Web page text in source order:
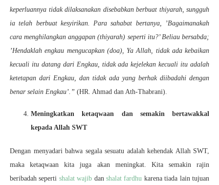
keperluannya tidak dilaksanakan disebabkan berbuat thiyarah, sungguh
ia telah berbuat kesyirikan. Para sahabat bertanya, ’Bagaimanakah
cara menghilangkan anggapan (thiyarah) seperti itu?’ Beliau bersabda;
’Hendaklah engkau mengucapkan (doa), Ya Allah, tidak ada kebaikan
kecuali itu datang dari Engkau, tidak ada kejelekan kecuali itu adalah
ketetapan dari Engkau, dan tidak ada yang berhak diibadahi dengan
benar selain Engkau’.” (HR. Ahmad dan Ath-Thabrani).
Meningkatkan ketaqwaan dan semakin bertawakkal
kepada Allah SWT
Dengan menyadari bahwa segala sesuatu adalah kehendak Allah SWT,
maka ketaqwaan kita juga akan meningkat. Kita semakin rajin
beribadah seperti shalat wajib danshalat fardhu karena tiada lain tujuan